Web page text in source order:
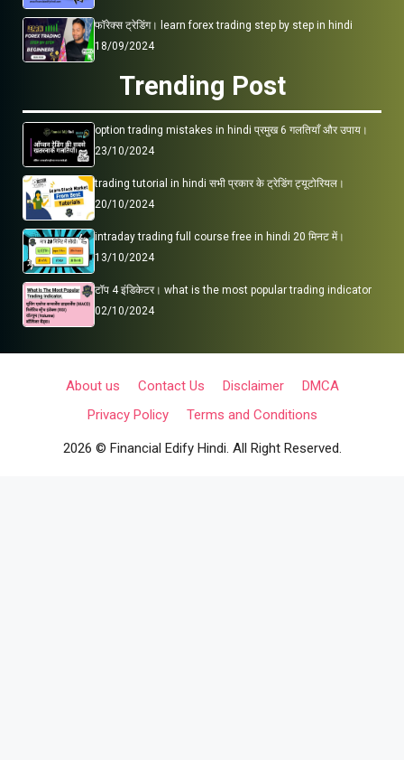
फॉरेक्स ट्रेडिंग। learn forex trading step by step in hindi
18/09/2024
Trending Post
option trading mistakes in hindi प्रमुख 6 गलतियाँ और उपाय।
23/10/2024
trading tutorial in hindi सभी प्रकार के ट्रेडिंग ट्यूटोरियल।
20/10/2024
intraday trading full course free in hindi 20 मिनट में।
13/10/2024
टॉप 4 इंडिकेटर। what is the most popular trading indicator
02/10/2024
About us Contact Us Disclaimer
DMCA
Privacy Policy
Terms and Conditions
2026 © Financial Edify Hindi. All Right Reserved.